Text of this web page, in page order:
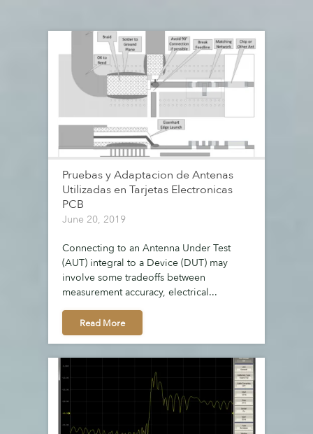
Pruebas y Adaptacion de Antenas
Utilizadas en Tarjetas Electronicas
PCB
June 20, 2019
Connecting to an Antenna Under Test
(AUT) integral to a Device (DUT) may
involve some tradeoffs between
measurement accuracy, electrical...
Read More